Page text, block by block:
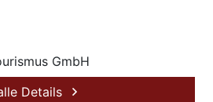
GmbH
Details